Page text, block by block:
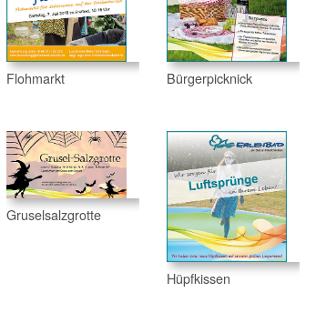
Flohmarkt Bürgerpicknick
Gruselsalzgrotte
Hüpfkissen